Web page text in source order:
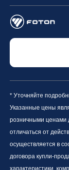
* Уточняйте
Указанные цены
розничными ценами
отличаться от
осуществляется в
договора купли-
характеристики,